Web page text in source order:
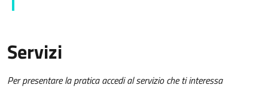
Servizi
Per presentare la pratica accedi al servizio che ti interessa